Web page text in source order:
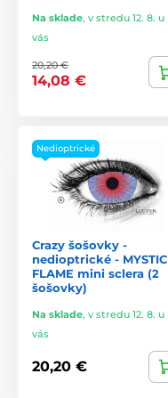
Na sklade, v stredu 12. 8. u
vás
20,20 €
14,08 €
Nedioptrické
Crazy šošovky -
nedioptrické - MYSTIC
FLAME mini sclera (2
šošovky)
Na sklade, v stredu 12. 8. u
vás
20,20 €